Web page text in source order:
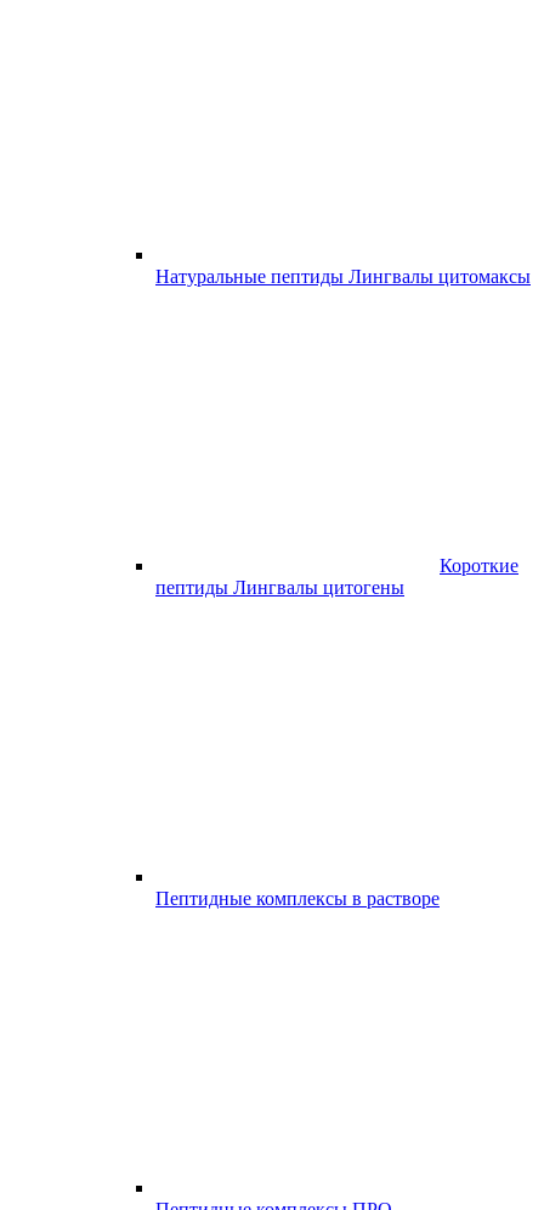
Натуральные пептиды Лингвалы цитомаксы
Короткие
пептиды Лингвалы цитогены
Пептидные комплексы в растворе